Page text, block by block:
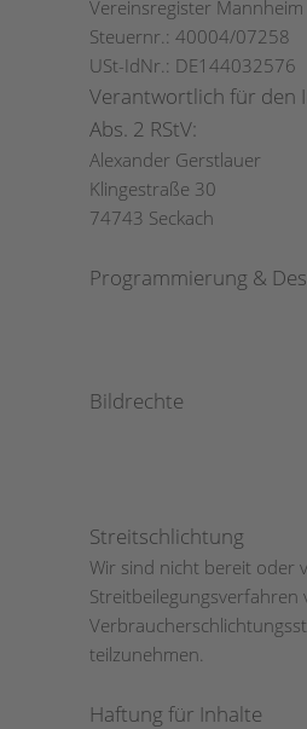
Vereinsregister
Steuernr.: 40004/07258
USt-IdNr.: DE144032576
Verantwortlich für den
Abs. 2 RStV:
Alexander Gerstlauer
Klingestraße 30
74743 Seckach
Programmierung &
Bildrechte
Streitschlichtung
Wir sind nicht bereit oder
Streitbeilegungsverfahren
teilzunehmen.
Haftung für Inhalte